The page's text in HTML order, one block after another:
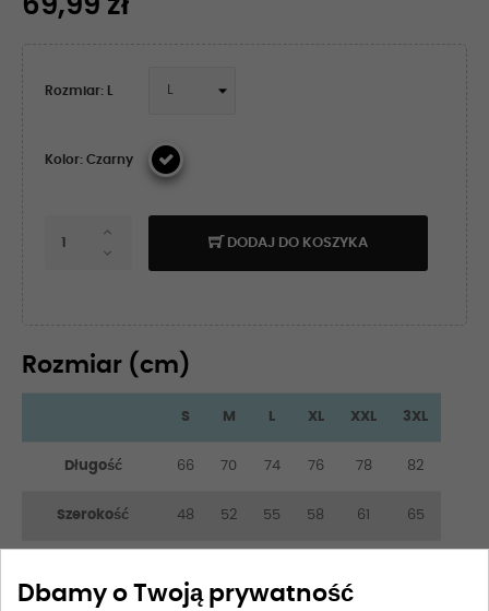
69,99 zł
Rozmiar: L
Kolor: Czarny
DODAJ DO KOSZYKA
Rozmiar (cm)
S M L XL XXL 3XL
Długość 66 70 74 76 78 82
Szerokość 48 52 55 58 61 65
Dbamy o Twoją prywatność